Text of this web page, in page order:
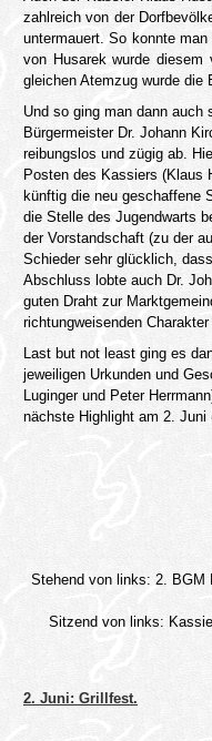
zahlreich von der
untermauert. So konnte
von Husarek wurde diesem
gleichen Atemzug wurde die
Und so ging man dann auch
Bürgermeister Dr. Johann
reibungslos und zügig ab.
Posten des Kassiers (Klaus
künftig die neu geschaffene
die Stelle des Jugendwarts
der Vorstandschaft (zu der
Schieder sehr glücklich,
Abschluss lobte auch Dr.
guten Draht zur
richtungweisenden Charakter
Last but not least ging es
jeweiligen Urkunden und
Luginger und Peter
nächste Highlight am 2.
Stehend von links: 2. BGM
Sitzend von links:
2. Juni: Grillfest.